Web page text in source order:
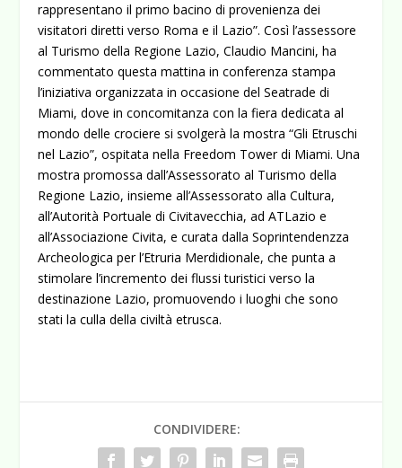
rappresentano il primo bacino di provenienza dei
visitatori diretti verso Roma e il Lazio”. Così l’assessore
al Turismo della Regione Lazio, Claudio Mancini, ha
commentato questa mattina in conferenza stampa
l’iniziativa organizzata in occasione del Seatrade di
Miami, dove in concomitanza con la fiera dedicata al
mondo delle crociere si svolgerà la mostra “Gli Etruschi
nel Lazio”, ospitata nella Freedom Tower di Miami. Una
mostra promossa dall’Assessorato al Turismo della
Regione Lazio, insieme all’Assessorato alla Cultura,
all’Autorità Portuale di Civitavecchia, ad ATLazio e
all’Associazione Civita, e curata dalla Soprintendenzza
Archeologica per l’Etruria Merdidionale, che punta a
stimolare l’incremento dei flussi turistici verso la
destinazione Lazio, promuovendo i luoghi che sono
stati la culla della civiltà etrusca.
CONDIVIDERE: